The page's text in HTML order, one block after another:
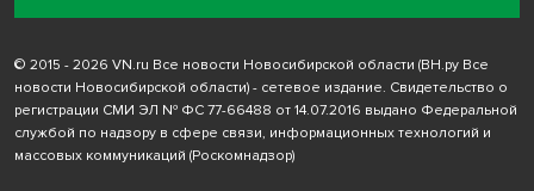
© 2015 - 2026 VN.ru Все новости Новосибирской области (ВН.ру Все
новости Новосибирской области) - сетевое издание. Свидетельство о
регистрации СМИ ЭЛ № ФС 77-66488 от 14.07.2016 выдано Федеральной
службой по надзору в сфере связи, информационных технологий и
массовых коммуникаций (Роскомнадзор)